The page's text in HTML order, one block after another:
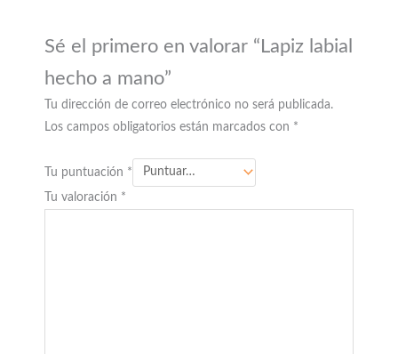
Sé el primero en valorar “Lapiz labial
hecho a mano”
Tu dirección de correo electrónico no será publicada.
Los campos obligatorios están marcados con *
Tu puntuación *
Tu valoración *